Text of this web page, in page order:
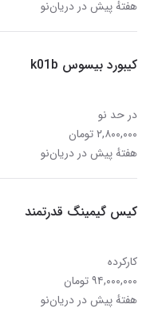
هفتهٔ پیش در دریان‌نو
کیبورد بیسوس k01b
در حد نو
۲,۸۰۰,۰۰۰ تومان
هفتهٔ پیش در دریان‌نو
کیس گیمینگ قدرتمند
کارکرده
۹۴,۰۰۰,۰۰۰ تومان
هفتهٔ پیش در دریان‌نو